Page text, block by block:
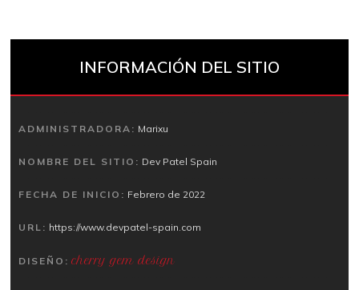
INFORMACIÓN DEL SITIO
ADMINISTRADORA: Marixu
NOMBRE DEL SITIO: Dev Patel Spain
FECHA DE INICIO: Febrero de 2022
URL: https://www.devpatel-spain.com
DISEÑO: cherry gem design